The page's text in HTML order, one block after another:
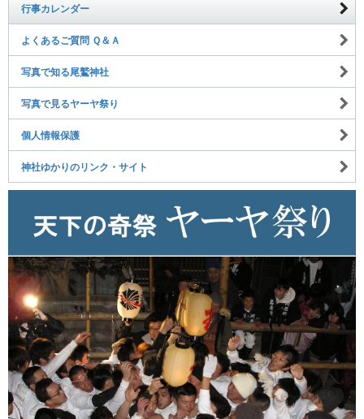
行事カレンダー
よくあるご質問 Ｑ＆Ａ
写真で知る尾鷲神社
写真で見るヤーヤ祭り
個人情報保護
神社ゆかりのリンク・サイト